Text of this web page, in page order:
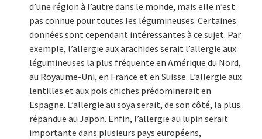
d’une région à l’autre dans le monde, mais elle n’est
pas connue pour toutes les légumineuses. Certaines
données sont cependant intéressantes à ce sujet. Par
exemple, l’allergie aux arachides serait l’allergie aux
légumineuses la plus fréquente en Amérique du Nord,
au Royaume-Uni, en France et en Suisse. L’allergie aux
lentilles et aux pois chiches prédominerait en
Espagne. L’allergie au soya serait, de son côté, la plus
répandue au Japon. Enfin, l’allergie au lupin serait
importante dans plusieurs pays européens,